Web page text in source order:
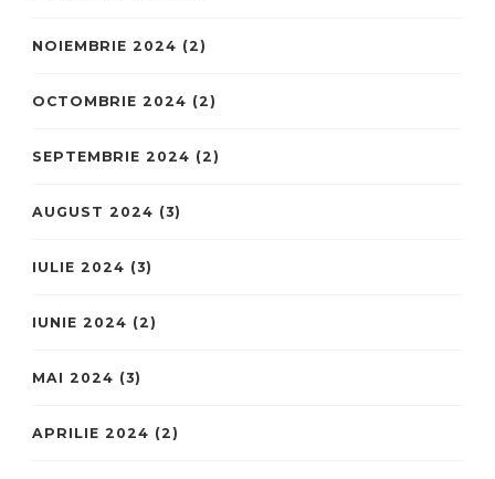
NOIEMBRIE 2024 (2)
OCTOMBRIE 2024 (2)
SEPTEMBRIE 2024 (2)
AUGUST 2024 (3)
IULIE 2024 (3)
IUNIE 2024 (2)
MAI 2024 (3)
APRILIE 2024 (2)